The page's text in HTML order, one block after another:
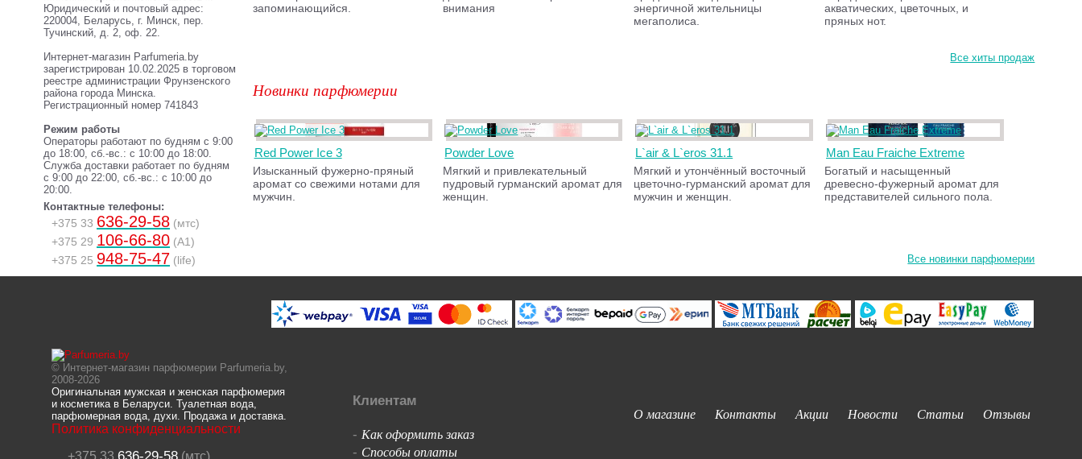
запоминающийся.
внимания
энергичной жительницы
мегаполиса.
акватических, цветочных, и
пряных нот.
Все хиты продаж
Новинки парфюмерии
Red Power Ice 3
Изысканный фужерно-пряный
аромат со свежими нотами для
мужчин.
Powder Love
Мягкий и привлекательный
пудровый гурманский аромат для
женщин.
L`air & L`eros 31.1
Мягкий и утончённый восточный
цветочно-гурманский аромат для
мужчин и женщин.
Man Eau Fraiche Extreme
Богатый и насыщенный
древесно-фужерный аромат для
представителей сильного пола.
Все новинки парфюмерии
Юридический и почтовый адрес:
220004, Беларусь, г. Минск, пер.
Тучинский, д. 2, оф. 22.
Интернет-магазин Parfumeria.by
зарегистрирован 10.02.2025 в торговом
реестре администрации Фрунзенского
района города Минска.
Регистрационный номер 741843
Режим работы
Операторы работают по будням с 9:00
до 18:00, сб.-вс.: с 10:00 до 18:00.
Служба доставки работает по будням
с 9:00 до 22:00, сб.-вс.: с 10:00 до
20:00.
Контактные телефоны:
+375 33 636-29-58 (мтс)
+375 29 106-66-80 (A1)
+375 25 948-75-47 (life)
© Интернет-магазин парфюмерии Parfumeria.by,
2008-2026
Оригинальная мужская и женская парфюмерия
и косметика в Беларуси. Туалетная вода,
парфюмерная вода, духи. Продажа и доставка.
Политика конфиденциальности
+375 33
(мтс)
Клиентам
- Как оформить заказ
- Способы оплаты
О магазине Контакты Акции Новости Статьи Отзывы